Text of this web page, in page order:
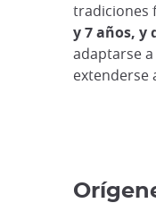
tradiciones
y 7 años, y
adaptarse
extenderse